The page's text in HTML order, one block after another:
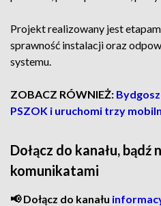
Projekt realizowany jest
sprawność instalacji oraz
systemu.
ZOBACZ RÓWNIEŻ:
PSZOK i uruchomi trzy
Dołącz do kanału,
komunikatami
📢 Dołącz do kanału